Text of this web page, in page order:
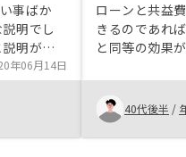
事ばか
明でし
明があ
丁寧に答
不動産投
た。他社
でき、結
すぐ提
年06月14日
ローンと共益
きるのであれ
と同等の効果
した。一般的
が低い感じが
い物件を紹介
ながると感じ
40代後半 /